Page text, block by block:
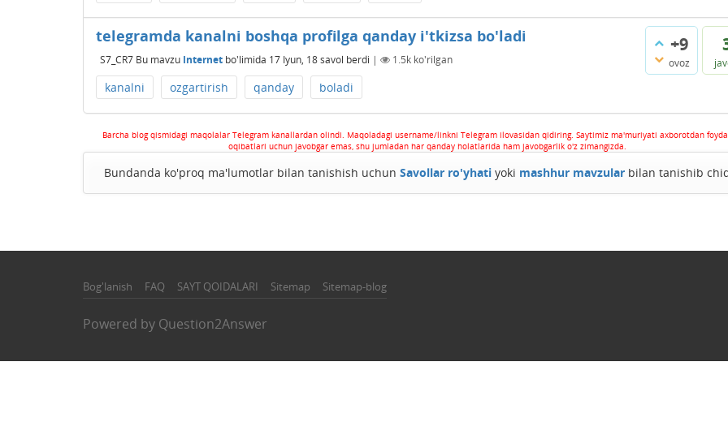
+9
ovoz
telegramda kanalni boshqa profilga qanday i'tkizsa bo'ladi
S7_CR7 Bu mavzu Internet bo'limida 17 Iyun, 18savol berdi | 1.5k ko'rilgan
kanalni ozgartirish qanday boladi
Barcha blog qismidagi maqolalar Telegram kanallardan olindi. Maqoladagi username/linkni Telegram ilovasidan qidiring. Saytimiz ma'muriyati axborotdan
oqibatlari uchun javobgar emas, shu jumladan har qanday holatlarida ham javobgarlik o'z zimangizda.
Bundanda ko'proq ma'lumotlar bilan tanishish uchun Savollar ro'yhatiyoki mashhur mavzularbilan tanishib
Bog'lanish FAQ SAYT QOIDALARI Sitemap Sitemap-blog
Powered by Question2Answer